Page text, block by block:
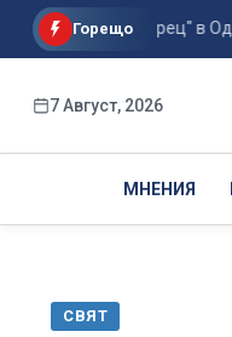
Горещо
"Черноморец" в Одеса...
7 Август, 2026
МНЕНИЯ
СВЯТ